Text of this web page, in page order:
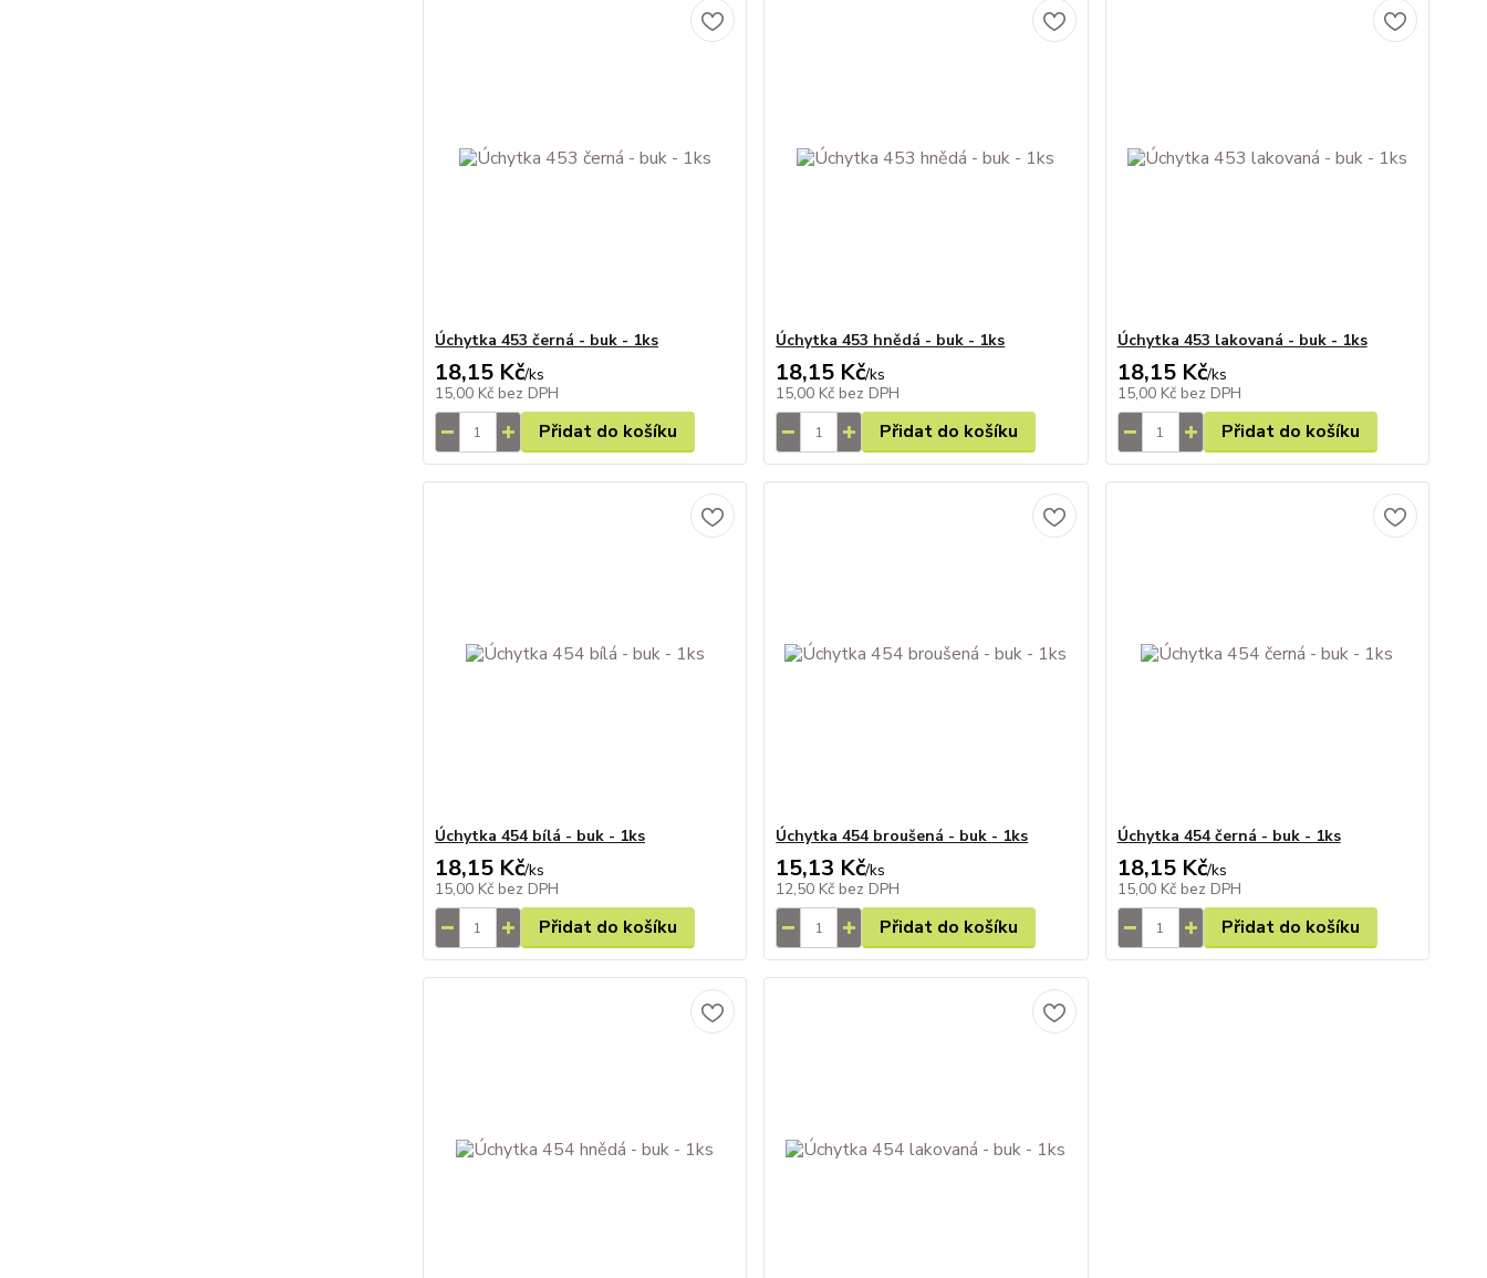
Úchytka 453 černá - buk - 1ks
18,15 Kč/ks
15,00 Kč bez DPH
Přidat do košíku
Úchytka 453 hnědá - buk - 1ks
18,15 Kč/ks
15,00 Kč bez DPH
Přidat do košíku
Úchytka 453 lakovaná - buk - 1ks
18,15 Kč/ks
15,00 Kč bez DPH
Přidat do košíku
Úchytka 454 bílá - buk - 1ks
18,15 Kč/ks
15,00 Kč bez DPH
Přidat do košíku
Úchytka 454 broušená - buk - 1ks
15,13 Kč/ks
12,50 Kč bez DPH
Přidat do košíku
Úchytka 454 černá - buk - 1ks
18,15 Kč/ks
15,00 Kč bez DPH
Přidat do košíku